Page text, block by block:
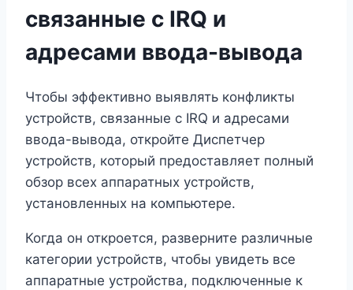
связанные с IRQ и
адресами ввода-вывода
Чтобы эффективно выявлять конфликты
устройств, связанные с IRQ и адресами
ввода-вывода, откройте Диспетчер
устройств, который предоставляет полный
обзор всех аппаратных устройств,
установленных на компьютере.
Когда он откроется, разверните различные
категории устройств, чтобы увидеть все
аппаратные устройства, подключенные к